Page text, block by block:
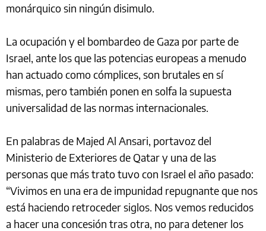
monárquico sin ningún disimulo.
La ocupación y el bombardeo de Gaza por parte de
Israel, ante los que las potencias europeas a menudo
han actuado como cómplices, son brutales en sí
mismas, pero también ponen en solfa la supuesta
universalidad de las normas internacionales.
En palabras de Majed Al Ansari, portavoz del
Ministerio de Exteriores de Qatar y una de las
personas que más trato tuvo con Israel el año pasado:
“Vivimos en una era de impunidad repugnante que nos
está haciendo retroceder siglos. Nos vemos reducidos
a hacer una concesión tras otra, no para detener los